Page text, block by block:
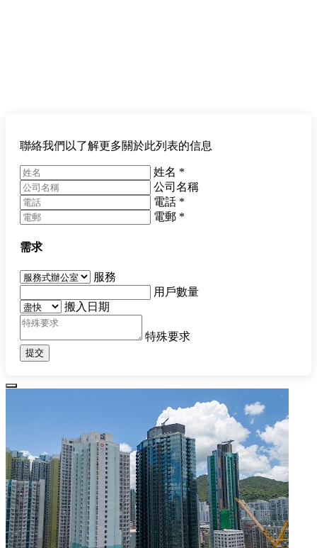
聯絡我們以了解更多關於此列表的信息
姓名 *
公司名稱
電話 *
電郵 *
需求
服務
用戶數量
搬入日期
特殊要求
提交